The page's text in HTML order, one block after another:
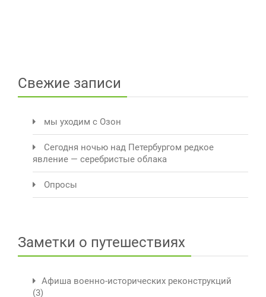
Свежие записи
мы уходим с Озон
Сегодня ночью над Петербургом редкое
явление — серебристые облака
Опросы
Заметки о путешествиях
Афиша военно-исторических реконструкций
(3)